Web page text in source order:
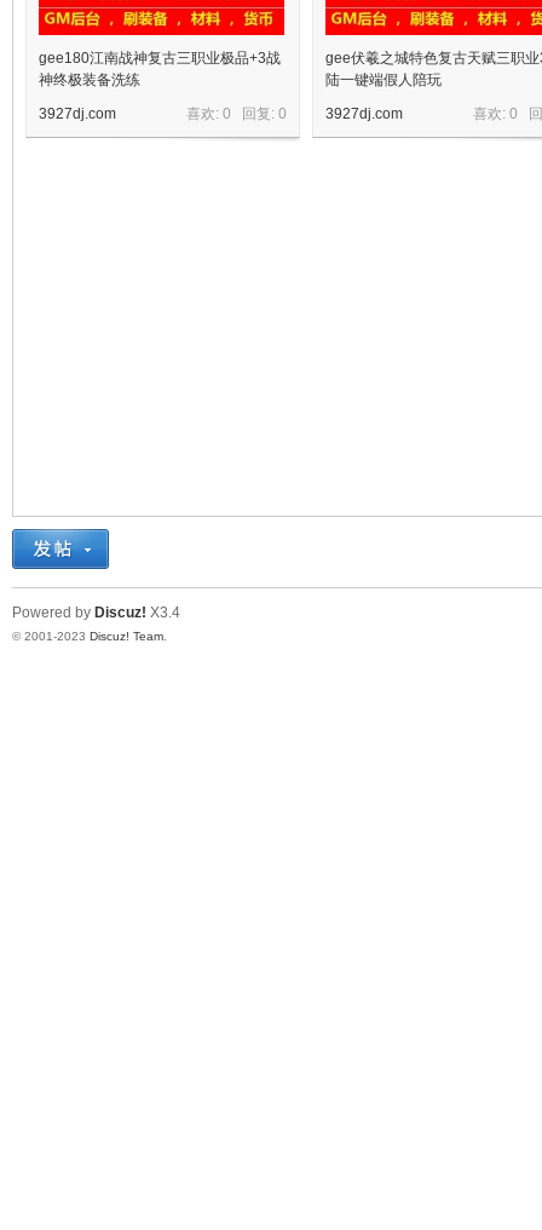
淘
gee180江南战神复古三职业极品+3战
神终极装备洗练
喜欢: 0 回复: 0
3927dj.com
gee伏羲之城特色复古天赋三职
陆一键端假人陪玩
喜欢: 0
3927dj.com
Powered by Discuz! X3.4
© 2001-2023 Discuz! Team.